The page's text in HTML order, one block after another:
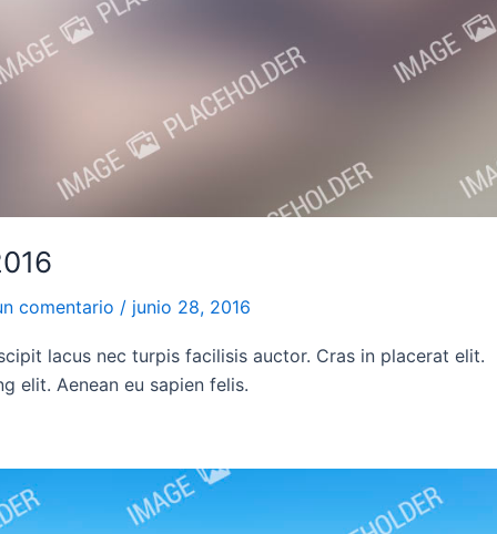
comentario / junio 28, 2016
lacus nec turpis facilisis auctor. Cras in placerat elit.
elit. Aenean eu sapien felis.